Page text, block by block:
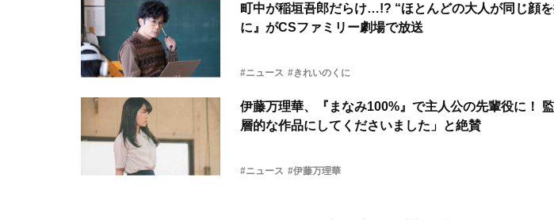
町中が稲垣吾郎だらけ…!? “ほとんどの大人が同じ顔を
に』がCSファミリー劇場で放送
#ニュース #きれいのくに
伊藤万理華、『まなみ100%』で主人公の先輩役に！
層的な作品にしてくださいました」と絶賛
#ニュース #伊藤万理華